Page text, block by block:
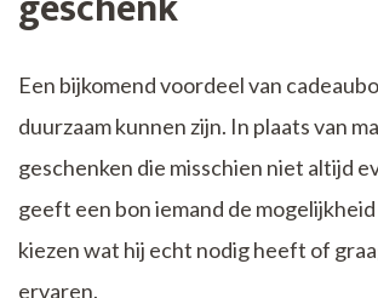
Een bijkomend voordeel van
duurzaam kunnen zijn. In plaats van
geschenken die misschien niet altijd
geeft een bon iemand de
kiezen wat hij echt nodig heeft of
ervaren.